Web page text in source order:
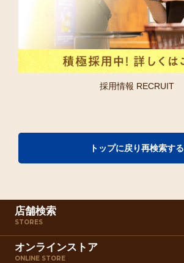
採用情報 RECRUIT
トップに戻り再検索する
店舗検索
STORES
オンラインストア
ONLINE STORE